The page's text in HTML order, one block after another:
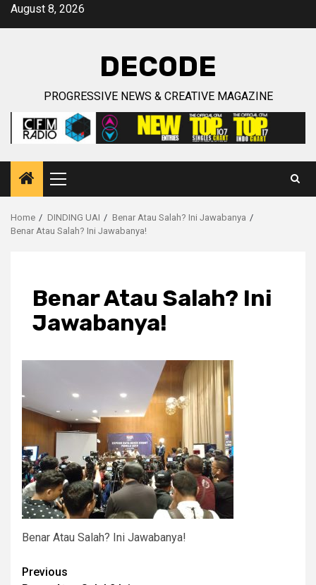
SkipAugust 8, 2026
DECODE
PROGRESSIVE NEWS & CREATIVE MAGAZINE
Primary
Menu
Home DINDING UAI
Benar Atau Salah? Ini Jawabanya
Benar Atau Salah? Ini Jawabanya!
Benar Atau Salah? Ini
Jawabanya!
Benar Atau Salah? Ini Jawabanya!
Post
Previous